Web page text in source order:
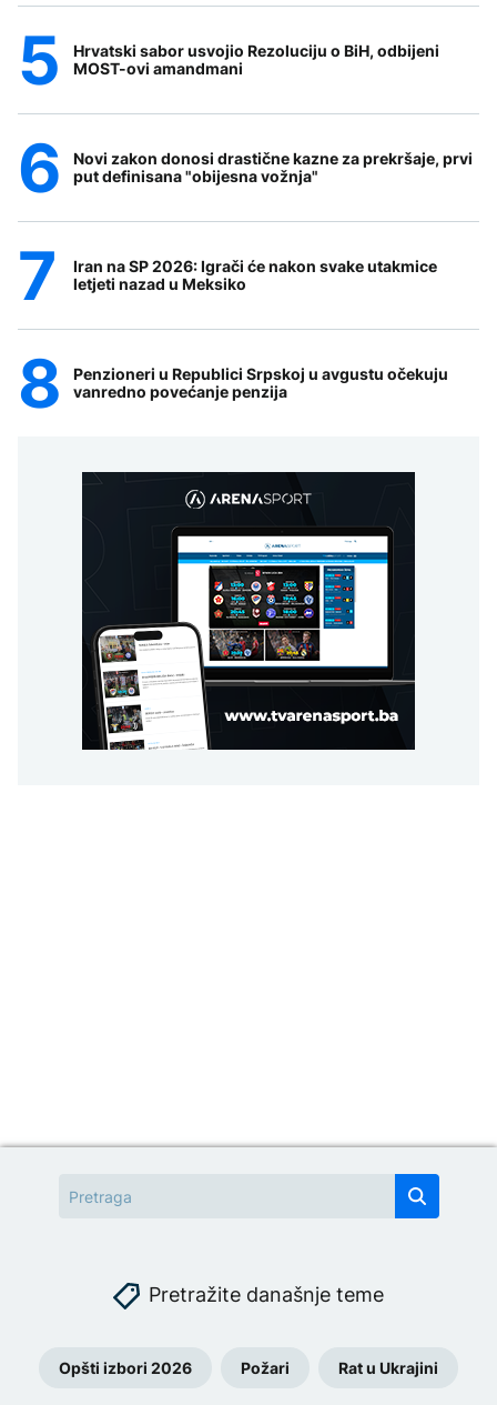
Hrvatski sabor usvojio Rezoluciju o BiH, odbijeni
MOST-ovi amandmani
Novi zakon donosi drastične kazne za prekršaje, prvi
put definisana "obijesna vožnja"
Iran na SP 2026: Igrači će nakon svake utakmice
letjeti nazad u Meksiko
Penzioneri u Republici Srpskoj u avgustu očekuju
vanredno povećanje penzija
Pretražite današnje teme
Opšti izbori 2026 Požari Rat u Ukrajini